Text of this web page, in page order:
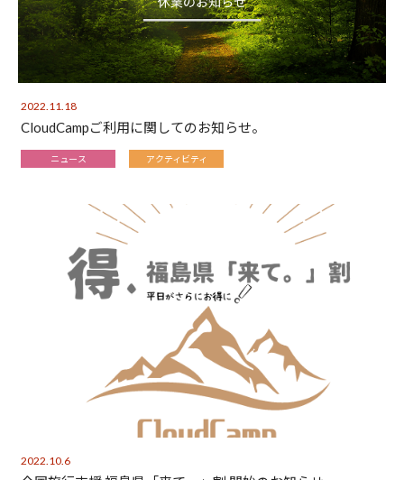
2022.11.18
CloudCampご利用に関してのお知らせ。
ニュース アクティビティ
2022.10.6